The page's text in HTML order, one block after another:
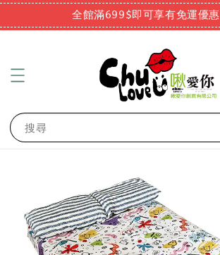
全館滿699$即可享有免運優惠
搜尋